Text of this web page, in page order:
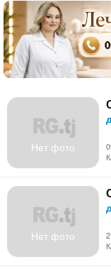
Нет фото
Нет фото